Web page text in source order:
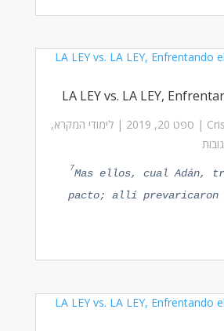
LA LEY vs. LA LEY,
| ספט 20, 2019 | לימודי המקרא,
7Mas ellos, cual Adán,
pacto; allí prevaricaron